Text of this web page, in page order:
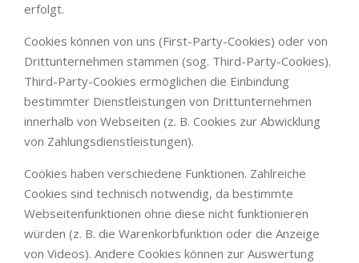
erfolgt.
Cookies können von uns (First-Party-Cookies) oder von
Drittunternehmen stammen (sog. Third-Party-Cookies).
Third-Party-Cookies ermöglichen die Einbindung
bestimmter Dienstleistungen von Drittunternehmen
innerhalb von Webseiten (z. B. Cookies zur Abwicklung
von Zahlungsdienstleistungen).
Cookies haben verschiedene Funktionen. Zahlreiche
Cookies sind technisch notwendig, da bestimmte
Webseitenfunktionen ohne diese nicht funktionieren
würden (z. B. die Warenkorbfunktion oder die Anzeige
von Videos). Andere Cookies können zur Auswertung